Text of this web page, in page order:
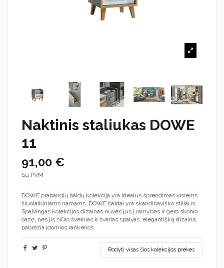
Naktinis staliukas DOWE
11
91,00 €
Su PVM
DOWE prabangių baldų kolekcija yra idealus sprendimas visiems
šiuolaikiniams namams. DOWE baldai yra skandinaviško stiliaus.
Spalvingas kolekcijos dizainas nuves jus į ramybės ir gero skonio
oazę, nes jis siūlo švelnias ir švarias spalvas, elegantišką dizainą
pabrėžia įdomios rankenos.
Rodyti visas šios kolekcijos prekes